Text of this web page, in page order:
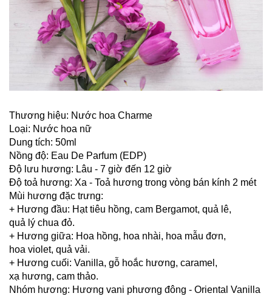
Thương hiệu: Nước hoa Charme
Loại: Nước hoa nữ
Dung tích: 50ml
Nồng độ: Eau De Parfum (EDP)
Độ lưu hương: Lâu - 7 giờ đến 12 giờ
Độ toả hương: Xa - Toả hương trong vòng bán kính 2 mét
Mùi hương đặc trưng:
+ Hương đầu: Hạt tiêu hồng, cam Bergamot, quả lê,
quả lý chua đỏ.
+ Hương giữa: Hoa hồng, hoa nhài, hoa mẫu đơn,
hoa violet, quả vải.
+ Hương cuối: Vanilla, gỗ hoắc hương, caramel,
xạ hương, cam thảo.
Nhóm hương: Hương vani phương đông - Oriental Vanilla